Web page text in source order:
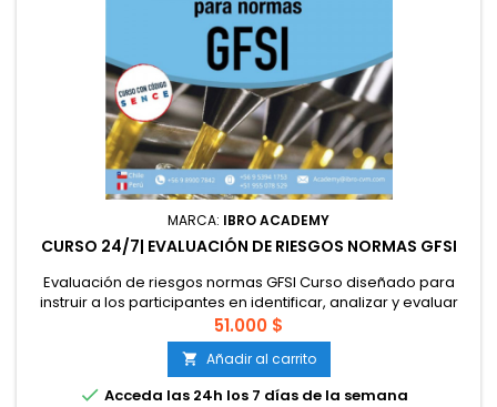
MARCA: IBRO ACADEMY
CURSO 24/7| EVALUACIÓN DE RIESGOS NORMAS GFSI
Evaluación de riesgos normas GFSI Curso diseñado para
instruir a los participantes en identificar, analizar y evaluar
peligros y riesgos de calidad, inocuidad y legalidad desde la
perspectiva de las normas GFSI: BRCGS, IFS, FSSC 22000. Esto
permitirá implementar eficazmente un sistema de gestión
de la calidad e inocuidad alimentaria en establecimientos...
51.000 $
 Añadir al carrito
 Acceda las 24h los 7 días de la semana